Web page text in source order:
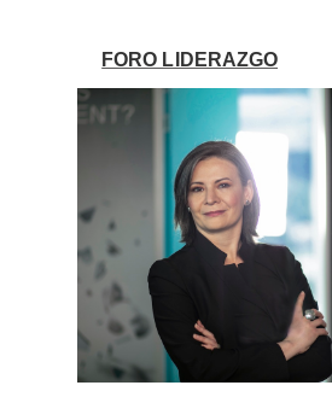
FORO LIDERAZGO